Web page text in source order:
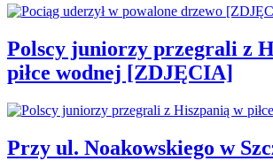
Polscy juniorzy przegrali z
piłce wodnej [ZDJĘCIA]
Przy ul. Noakowskiego w